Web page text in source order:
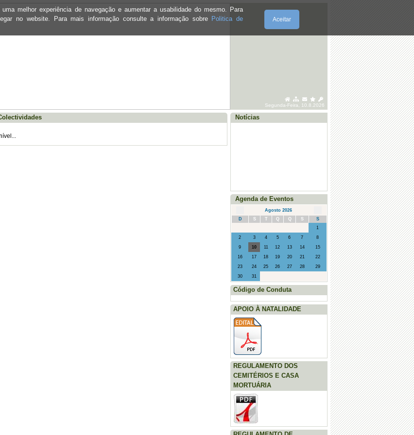
melhor experiência de navegação e aumentar a usabilidade do mesmo. Para
no website. Para mais informação consulte a informação sobre Politica de
Aceitar
Segunda-Feira, 10.8.2026
Notícias
Posto Saúde Móvel - Agosto (Sto.
Adrião, Vila Seca e Marmelal)
Agenda de Eventos
Agosto 2026
D
S T Q Q S
S
1
2
3 4 5 6 7
8
9
10 11 12 13 14
15
16
17 18 19 20 21
22
23
24 25 26 27 28
29
30
31
Código de Conduta
APOIO À NATALIDADE
REGULAMENTO DOS
CEMITÉRIOS E CASA
MORTUÁRIA